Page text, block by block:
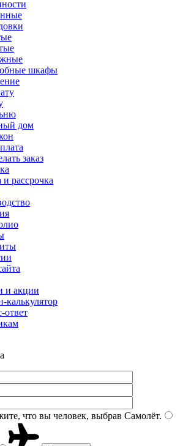
шкафы
дом
заказ
рассрочка
и акции
калькулятор
ответ
что вы человек, выбрав Самолёт.